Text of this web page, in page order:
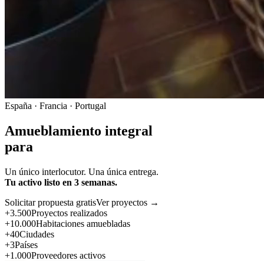
España · Francia · Portugal
Amueblamiento integral
para
Un único interlocutor. Una única entrega.
Tu activo listo en 3 semanas.
Solicitar propuesta gratisVer proyectos →
+3.500Proyectos realizados
+10.000Habitaciones amuebladas
+40Ciudades
+3Países
+1.000Proveedores activos